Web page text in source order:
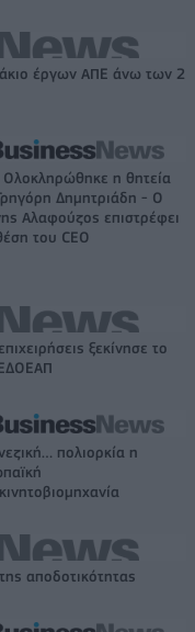
έργων ΑΠΕ άνω των 2
Ολοκληρώθηκε η θητεία
Δημητριάδη - Ο
Αλαφούζος επιστρέφει
του CEO
ξεκίνησε το
πολιορκία η
αποδοτικότητας